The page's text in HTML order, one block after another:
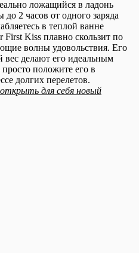
ложащийся в ладонь
2 часов от одного заряда
в теплой ванне
First Kiss плавно скользит по
волны удовольствия. Его
вес делают его идеальным
положите его в
долгих перелетов.
для себя новый